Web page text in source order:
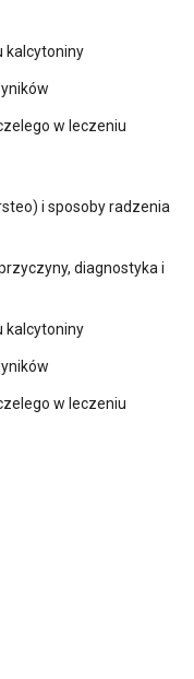
kalcytoniny
w leczeniu
i sposoby radzenia
diagnostyka i
kalcytoniny
w leczeniu